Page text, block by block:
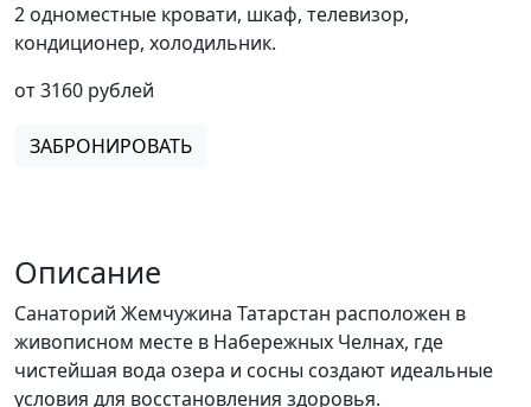
2 одноместные кровати, шкаф, телевизор,
кондиционер, холодильник.
от 3160 рублей
ЗАБРОНИРОВАТЬ
Описание
Санаторий Жемчужина Татарстан расположен в
живописном месте в Набережных Челнах, где
чистейшая вода озера и сосны создают идеальные
условия для восстановления здоровья.